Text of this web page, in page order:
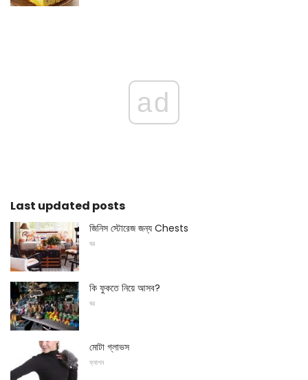
ad
Last updated posts
জিনিস স্টোরেজ জন্য Chests
ঘর
কি ফুকতে নিয়ে আসব?
ঘর
মোটা গ্লাভস
ফ্যাশন